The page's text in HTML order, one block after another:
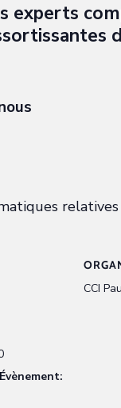
experts
CCI